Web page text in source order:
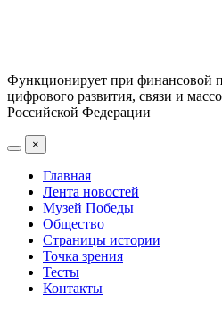
Функционирует при финансовой
цифрового развития, связи и
Российской Федерации
×
Главная
Лента новостей
Музей Победы
Общество
Страницы истории
Точка зрения
Тесты
Контакты